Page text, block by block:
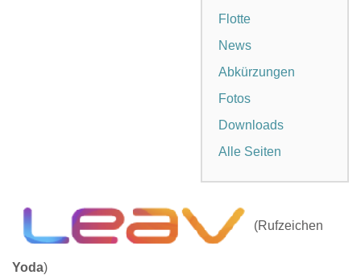
Flotte
News
Abkürzungen
Fotos
Downloads
Alle Seiten
(Rufzeichen
Yoda)